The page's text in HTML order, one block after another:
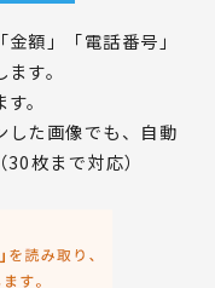
額」「電話番号」
す。
。
した画像でも、自動
枚まで対応）